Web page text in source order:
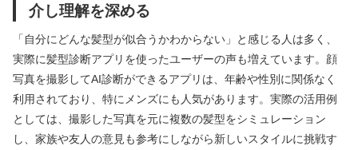
介し理解を深める
「自分にどんな髪型が似合うかわからない」と感じる人は多く、
実際に髪型診断アプリを使ったユーザーの声も増えています。顔
写真を撮影してAI診断ができるアプリは、年齢や性別に関係なく
利用されており、特にメンズにも人気があります。実際の活用例
としては、撮影した写真を元に複数の髪型をシミュレーション
し、家族や友人の意見も参考にしながら新しいスタイルに挑戦す